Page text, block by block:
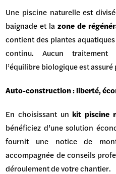
Une piscine naturelle est
baignade et lazone de
contient des plantes
continu. Aucun traitement
l’équilibre biologique est
Auto-construction : liberté,
En choisissant unkit piscine
bénéficiez d’une solution
fournit une notice de
accompagnée de conseils
déroulement de votre chantier.